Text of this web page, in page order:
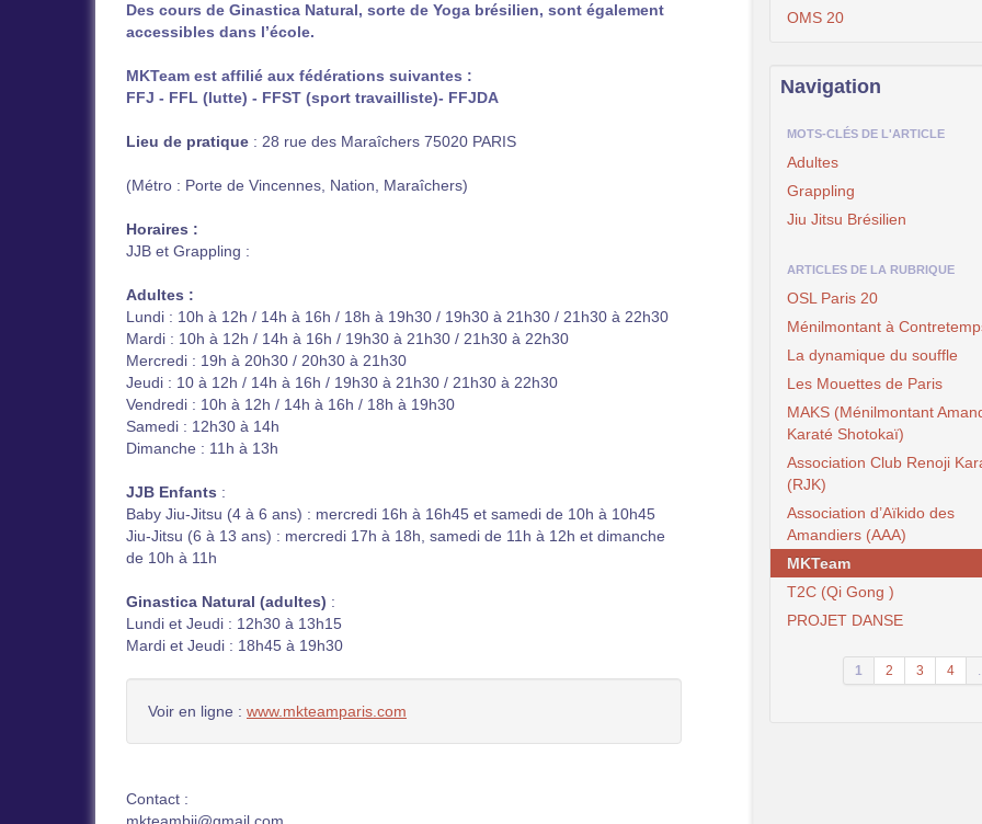
Des cours de Ginastica Natural, sorte de Yoga brésilien, sont également
accessibles dans l’école.
MKTeam est affilié aux fédérations suivantes :
FFJ - FFL (lutte) - FFST (sport travailliste)- FFJDA
Lieu de pratique : 28 rue des Maraîchers 75020 PARIS
(Métro : Porte de Vincennes, Nation, Maraîchers)
Horaires :
JJB et Grappling :
Adultes :
Lundi : 10h à 12h / 14h à 16h / 18h à 19h30 / 19h30 à 21h30 / 21h30 à 22h30
Mardi : 10h à 12h / 14h à 16h / 19h30 à 21h30 / 21h30 à 22h30
Mercredi : 19h à 20h30 / 20h30 à 21h30
Jeudi : 10 à 12h / 14h à 16h / 19h30 à 21h30 / 21h30 à 22h30
Vendredi : 10h à 12h / 14h à 16h / 18h à 19h30
Samedi : 12h30 à 14h
Dimanche : 11h à 13h
JJB Enfants :
Baby Jiu-Jitsu (4 à 6 ans) : mercredi 16h à 16h45 et samedi de 10h à 10h45
Jiu-Jitsu (6 à 13 ans) : mercredi 17h à 18h, samedi de 11h à 12h et dimanche
de 10h à 11h
Ginastica Natural (adultes) :
Lundi et Jeudi : 12h30 à 13h15
Mardi et Jeudi : 18h45 à 19h30
Voir en ligne : www.mkteamparis.com
Contact :
OMS 20
Navigation
MOTS-CLÉS DE L'ARTICLE
Adultes
Grappling
Jiu Jitsu Brésilien
ARTICLES DE LA RUBRIQUE
OSL Paris 20
Ménilmontant à
La dynamique du souffle
Les Mouettes de Paris
MAKS (Ménilmontant
Karaté Shotokaï)
Association Club Renoji
(RJK)
Association d’Aïkido des
Amandiers (AAA)
MKTeam
T2C (Qi Gong )
PROJET DANSE
1 2 3 4